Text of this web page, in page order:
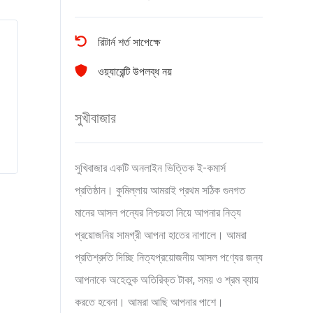
রিটার্ন শর্ত সাপেক্ষে
ওয়্যারেন্টি উপলব্ধ নয়
সুখীবাজার
সুখিবাজার একটি অনলাইন ভিত্তিক ই-কমার্স
প্রতিষ্ঠান। কুমিল্লায় আমরাই প্রথম সঠিক গুনগত
মানের আসল পন্যের নিশ্চয়তা নিয়ে আপনার নিত্য
প্রয়োজনিয় সামগ্রী আপনা হাতের নাগালে। আমরা
প্রতিশ্রুতি দিচ্ছি নিত্যপ্রয়োজনীয় আসল পণ্যের জন্য
আপনাকে অহেতুক অতিরিক্ত টাকা, সময় ও শ্রম ব্যায়
করতে হবেনা। আমরা আছি আপনার পাশে।